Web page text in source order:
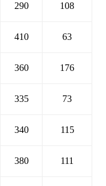
290 108
410 63
360 176
335 73
340 115
380 111